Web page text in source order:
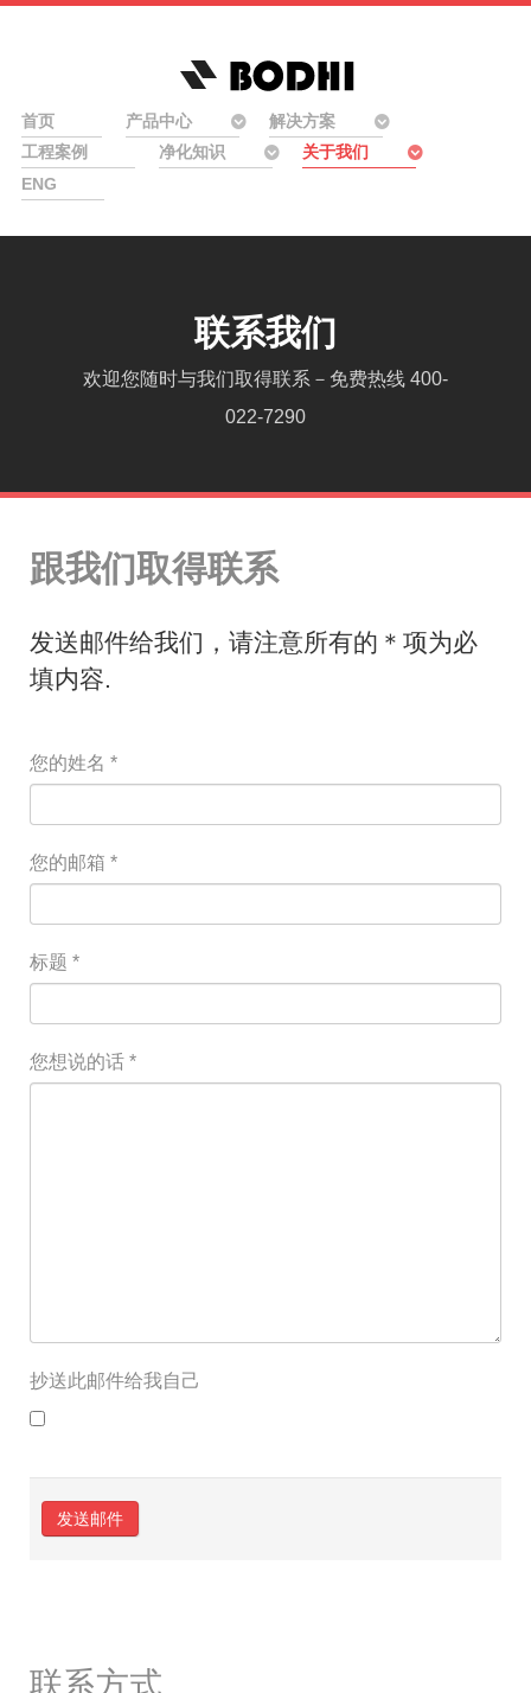
首页 产品中心
解决方案
工程案例
净化知识
关于我们
ENG
联系我们
欢迎您随时与我们取得联系－免费热线 400-
022-7290
跟我们取得联系
发送邮件给我们，请注意所有的＊项为必
填内容.
您的姓名 *
您的邮箱 *
标题 *
您想说的话 *
抄送此邮件给我自己
发送邮件
联系方式